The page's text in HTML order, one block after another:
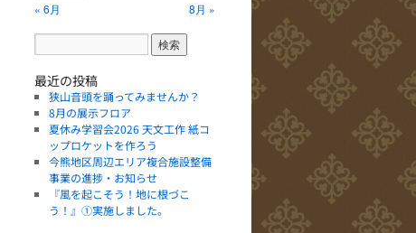
« 6月
8月 »
最近の投稿
狭山音頭を踊ってみませんか？
8月の展示フロア
夏休み学習会2026 天文工作 紙コ
ップロケットを作ろう
今熊地区周辺エリア複合施設整備
事業の進捗・お知らせ
『風を起こそう！地に根づこ
う！』①実施しました。